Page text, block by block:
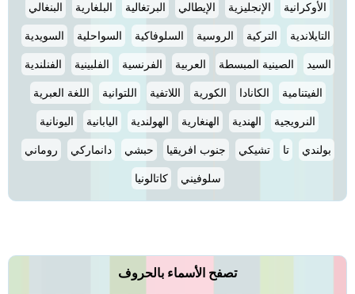
الأوكرانية الإنجليزية الإيطالي البرتغالية البلغارية البنغالي
التايلاندية التركية الروسية السلوفاكية السواحلية السويدية
السيد الصينية المبسطة العربية الفرنسية الفلبينية الفنلندية
الفيتنامية الكانادا الكورية اللاتفية اللتوانية اللغة العبرية
النرويجية الهندية الهنغارية الهولندية اليابانية اليونانية
بولندي تا تشيكي جنوب افريقيا حبشي دانماركي روماني
سلوفيني كاتالونيا
تصفح الأسماء بالحروف